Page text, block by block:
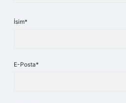
İsim*
E-Posta*